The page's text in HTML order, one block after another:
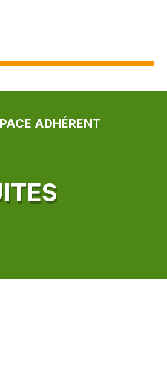
ADHÉRENT